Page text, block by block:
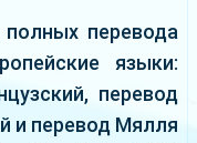
перевода
языки:
перевод
и перевод Мялля